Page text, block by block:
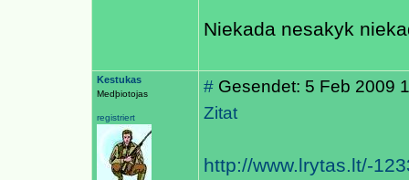
Niekada nesakyk
Kestukas
Medþiotojas
registriert
# Gesendet: 5 Feb 2009
Zitat
http://www.lrytas.lt/-